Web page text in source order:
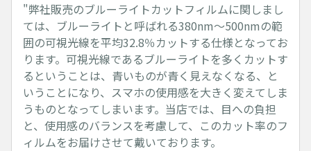
"弊社販売のブルーライトカットフィルムに関しまし
ては、ブルーライトと呼ばれる380nm～500nmの範
囲の可視光線を平均32.8％カットする仕様となってお
ります。可視光線であるブルーライトを多くカットす
るということは、青いものが青く見えなくなる、と
いうことになり、スマホの使用感を大きく変えてしま
うものとなってしまいます。当店では、目への負担
と、使用感のバランスを考慮して、このカット率のフ
ィルムをお届けさせて戴いております。